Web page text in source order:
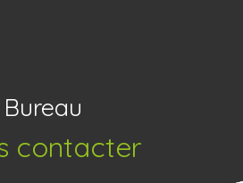
Bureau
contacter